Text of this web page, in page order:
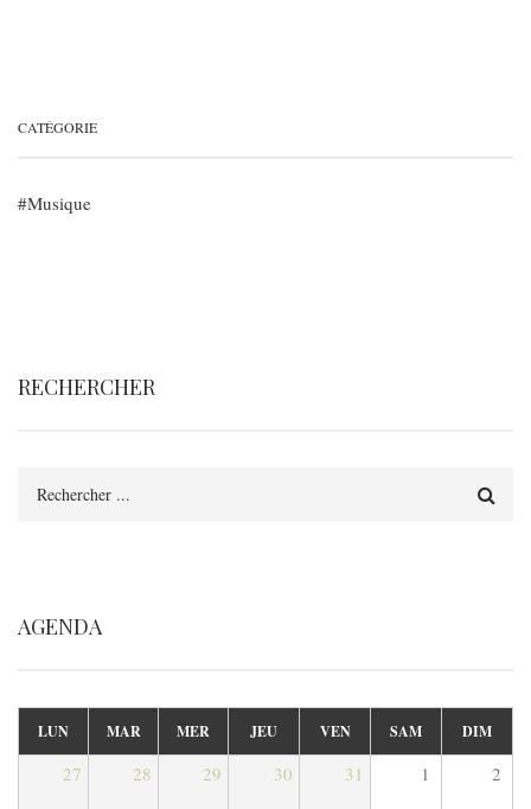
CATÉGORIE
Musique
RECHERCHER
AGENDA
LUN MAR MER JEU VEN SAM DIM
27 28 29 30 31 1 2